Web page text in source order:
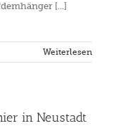
[...]
Weiterlesen
in Neustadt